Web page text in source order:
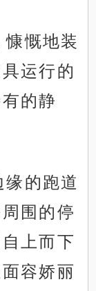
慨地装
运行的
的静
的跑道
围的停
上而下
容娇丽